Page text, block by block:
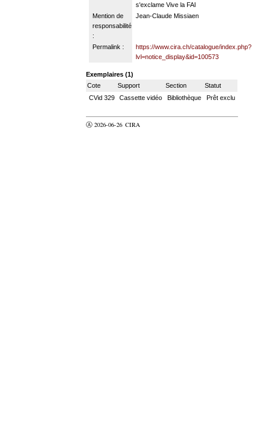
s'exclame Vive la FAI
Mention de
responsabilité
:
Jean-Claude Missiaen
Permalink :
https://www.cira.ch/catalogue/index.php?
lvl=notice_display&id=100573
Exemplaires (1)
Cote
Support Section
Statut
CVid 329
Cassette vidéo Bibliothèque Prêt exclu
Ⓐ 2026-06-26 CIRA